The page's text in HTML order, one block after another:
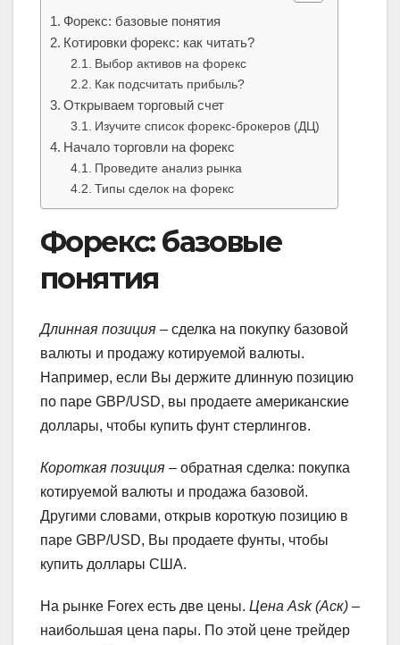
Форекс: базовые понятия
Котировки форекс: как читать?
Выбор активов на форекс
Как подсчитать прибыль?
Открываем торговый счет
Изучите список форекс-брокеров (ДЦ)
Начало торговли на форекс
Проведите анализ рынка
Типы сделок на форекс
Форекс: базовые
понятия
Длинная позиция – сделка на покупку базовой
валюты и продажу котируемой валюты.
Например, если Вы держите длинную позицию
по паре GBP/USD, вы продаете американские
доллары, чтобы купить фунт стерлингов.
Короткая позиция – обратная сделка: покупка
котируемой валюты и продажа базовой.
Другими словами, открыв короткую позицию в
паре GBP/USD, Вы продаете фунты, чтобы
купить доллары США.
На рынке Forex есть две цены. Цена Ask (Аск) –
наибольшая цена пары. По этой цене трейдер